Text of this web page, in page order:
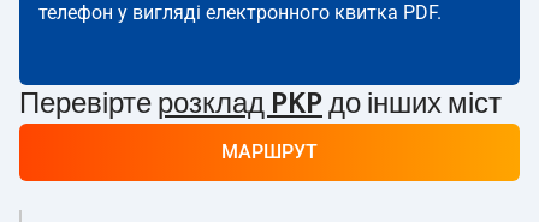
телефон у вигляді електронного квитка PDF.
Перевірте розклад PKP до інших міст
МАРШРУТ